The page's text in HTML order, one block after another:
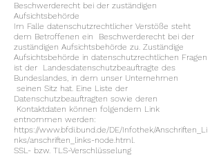
Beschwerderecht bei der zuständigen
Aufsichtsbehörde
Im Falle datenschutzrechtlicher Verstöße steht
dem Betroffenen ein Beschwerderecht bei der
zuständigen Aufsichtsbehörde zu. Zuständige
Aufsichtsbehörde in datenschutzrechtlichen Fragen
ist der Landesdatenschutzbeauftragte des
Bundeslandes, in dem unser Unternehmen
seinen Sitz hat. Eine Liste der
Datenschutzbeauftragten sowie deren
Kontaktdaten können folgendem Link
entnommen werden:
https://www.bfdi.bund.de/DE/Infothek/Anschriften_Li
nks/anschriften_links-node.html.
SSL- bzw. TLS-Verschlüsselung